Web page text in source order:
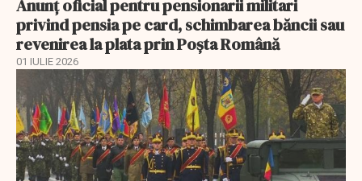
Anunţ oficial pentru pensionarii militari
privind pensia pe card, schimbarea băncii sau
revenirea la plata prin Poşta Română
01 IULIE 2026